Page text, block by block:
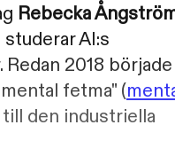
Rebecka
AI:s
2018 började
fetma" (
den industriella